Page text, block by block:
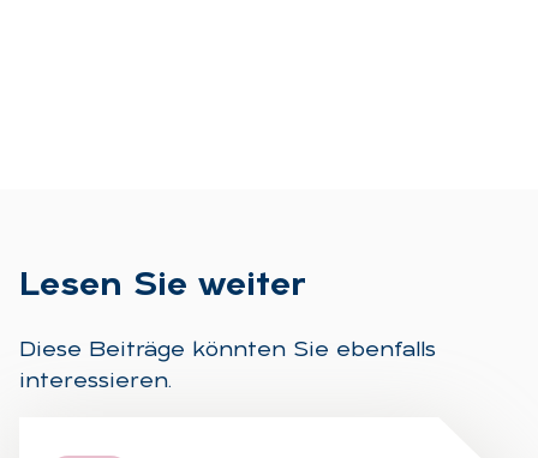
Le­sen Sie wei­ter
Diese Beiträge könnten Sie ebenfalls
interessieren.